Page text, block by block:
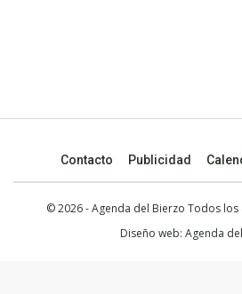
Contacto Publicidad
© 2026 - Agenda del Bierzo Todos
Diseño web: Agenda